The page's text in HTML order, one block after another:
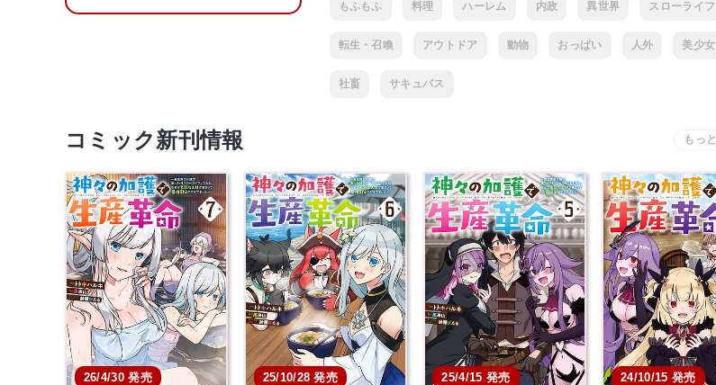
もふもふ 料理 ハーレム 内政 異世界 スローライフ
転生・召喚 アウトドア 動物 おっぱい 人外 美少女
社畜 サキュバス
コミック新刊情報
26/4/30 発売 25/10/28 発売 25/4/15 発売 24/10/15 発売